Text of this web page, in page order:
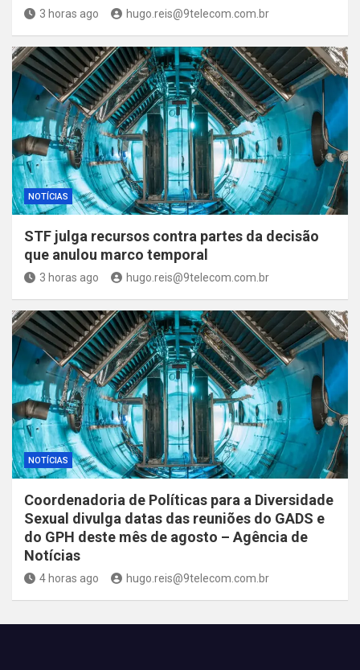
3 horas ago hugo.reis@9telecom.com.br
NOTÍCIAS
STF julga recursos contra partes da decisão
que anulou marco temporal
3 horas ago hugo.reis@9telecom.com.br
NOTÍCIAS
Coordenadoria de Políticas para a Diversidade
Sexual divulga datas das reuniões do GADS e
do GPH deste mês de agosto – Agência de
Notícias
4 horas ago hugo.reis@9telecom.com.br